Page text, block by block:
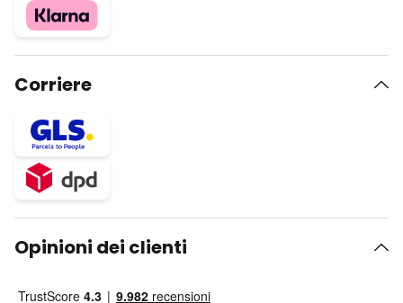
Corriere
Opinioni dei clienti